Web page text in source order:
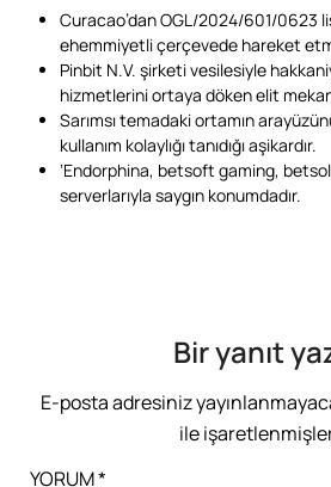
Curacao’dan OGL/2024/601/0623
ehemmiyetli çerçevede hareket
Pinbit N.V. şirketi vesilesiyle
hizmetlerini ortaya döken elit
Sarımsı temadaki ortamın
kullanım kolaylığı tanıdığı aşikardır.
‘Endorphina, betsoft gaming,
serverlarıyla saygın konumdadır.
Bir yanıt
E-posta adresiniz
ile
YORUM*